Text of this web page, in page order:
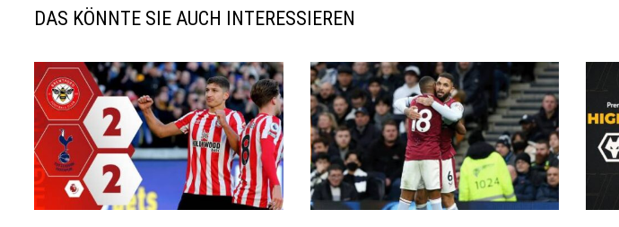
DAS KÖNNTE SIE AUCH INTERESSIEREN